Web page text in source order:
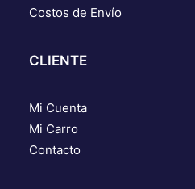
Costos de Envío
CLIENTE
Mi Cuenta
Mi Carro
Contacto